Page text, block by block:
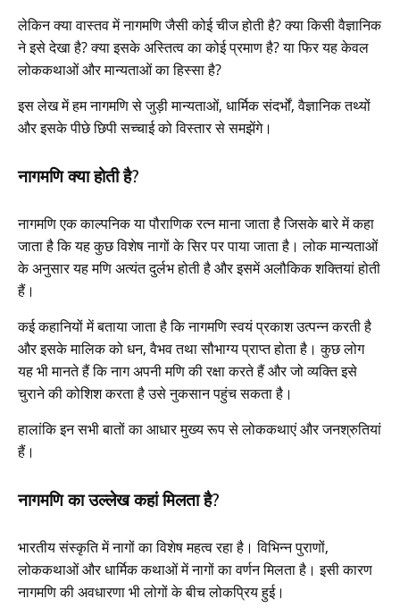
लेकिन क्या वास्तव में नागमणि जैसी कोई चीज होती है? क्या किसी वैज्ञानिक
ने इसे देखा है? क्या इसके अस्तित्व का कोई प्रमाण है? या फिर यह केवल
लोककथाओं और मान्यताओं का हिस्सा है?
इस लेख में हम नागमणि से जुड़ी मान्यताओं, धार्मिक संदर्भों, वैज्ञानिक तथ्यों
और इसके पीछे छिपी सच्चाई को विस्तार से समझेंगे।
नागमणि क्या होती है?
नागमणि एक काल्पनिक या पौराणिक रत्न माना जाता है जिसके बारे में कहा
जाता है कि यह कुछ विशेष नागों के सिर पर पाया जाता है। लोक मान्यताओं
के अनुसार यह मणि अत्यंत दुर्लभ होती है और इसमें अलौकिक शक्तियां होती
हैं।
कई कहानियों में बताया जाता है कि नागमणि स्वयं प्रकाश उत्पन्न करती है
और इसके मालिक को धन, वैभव तथा सौभाग्य प्राप्त होता है। कुछ लोग
यह भी मानते हैं कि नाग अपनी मणि की रक्षा करते हैं और जो व्यक्ति इसे
चुराने की कोशिश करता है उसे नुकसान पहुंच सकता है।
हालांकि इन सभी बातों का आधार मुख्य रूप से लोककथाएं और जनश्रुतियां
हैं।
नागमणि का उल्लेख कहां मिलता है?
भारतीय संस्कृति में नागों का विशेष महत्व रहा है। विभिन्न पुराणों,
लोककथाओं और धार्मिक कथाओं में नागों का वर्णन मिलता है। इसी कारण
नागमणि की अवधारणा भी लोगों के बीच लोकप्रिय हुई।